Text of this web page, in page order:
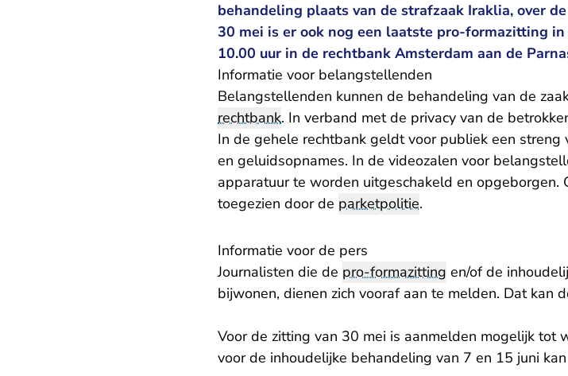
behandeling plaats van de strafzaak Iraklia, over
30 mei is er ook nog een laatste pro-formazitting
10.00 uur in de rechtbank Amsterdam aan de
Informatie voor belangstellenden
Belangstellenden kunnen de behandeling van de
rechtbank. In verband met de privacy van de
In de gehele rechtbank geldt voor publiek een streng
en geluidsopnames. In de videozalen voor
apparatuur te worden uitgeschakeld en
toegezien door de parketpolitie.
Informatie voor de pers
Journalisten die de pro-formazitting en/of de
bijwonen, dienen zich vooraf aan te melden. Dat kan
Voor de zitting van 30 mei is aanmelden mogelijk tot
voor de inhoudelijke behandeling van 7 en 15 juni